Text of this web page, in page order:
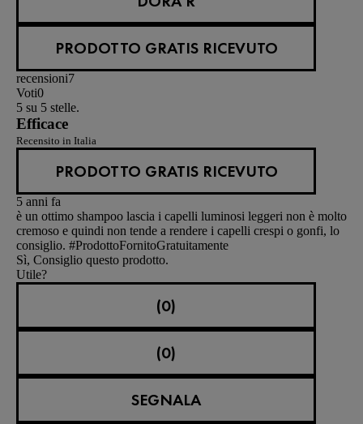
PRODOTTO GRATIS RICEVUTO
recensioni7
Voti0
5 su 5 stelle.
Efficace
Recensito in Italia
PRODOTTO GRATIS RICEVUTO
5 anni fa
è un ottimo shampoo lascia i capelli luminosi leggeri non è molto
cremoso e quindi non tende a rendere i capelli crespi o gonfi, lo
consiglio. #ProdottoFornitoGratuitamente
Sì, Consiglio questo prodotto.
Utile?
(0)
(0)
SEGNALA